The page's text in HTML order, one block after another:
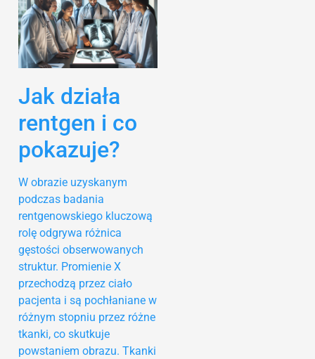
Jak działa
rentgen i co
pokazuje?
W obrazie uzyskanym
podczas badania
rentgenowskiego kluczową
rolę odgrywa różnica
gęstości obserwowanych
struktur. Promienie X
przechodzą przez ciało
pacjenta i są pochłaniane w
różnym stopniu przez różne
tkanki, co skutkuje
powstaniem obrazu. Tkanki